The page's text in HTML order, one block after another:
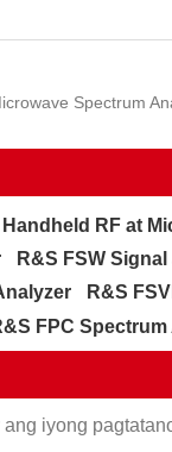
Spectrum
RF at
R&S FSW
R&S
FPC
iyong